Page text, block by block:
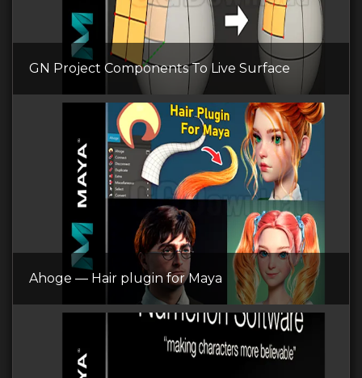
GN Project Components To Live Surface
Ahoge — Hair plugin for Maya